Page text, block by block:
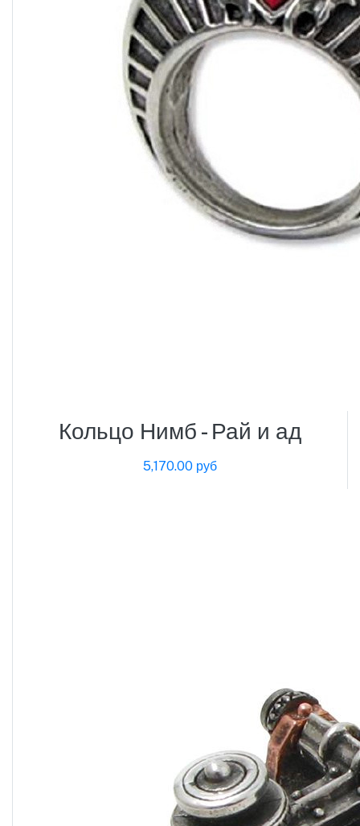
Кольцо Нимб - Рай и ад
5,170.00 руб